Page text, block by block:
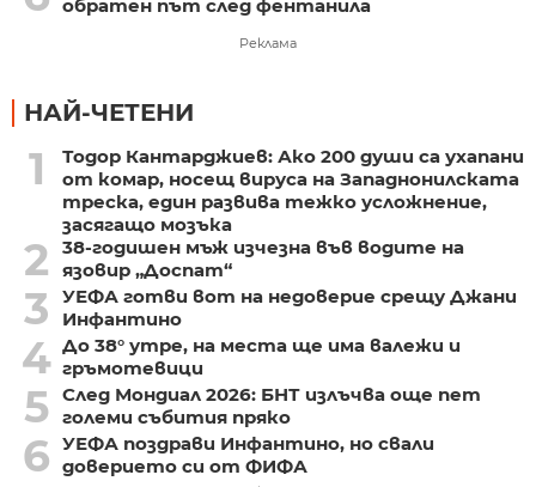
обратен път след фентанила
Реклама
НАЙ-ЧЕТЕНИ
1
Тодор Кантарджиев: Ако 200 души са ухапани
от комар, носещ вируса на Западнонилската
треска, един развива тежко усложнение,
засягащо мозъка
2
38-годишен мъж изчезна във водите на
язовир „Доспат“
3
УЕФА готви вот на недоверие срещу Джани
Инфантино
4 До 38° утре, на места ще има валежи и
гръмотевици
5 След Мондиал 2026: БНТ излъчва още пет
големи събития пряко
6 УЕФА поздрави Инфантино, но свали
доверието си от ФИФА